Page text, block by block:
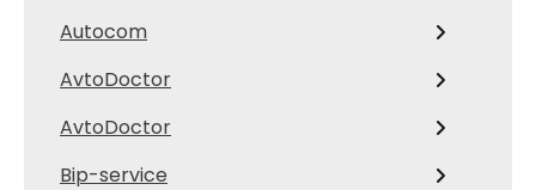
Autocom
AvtoDoctor
AvtoDoctor
Bip-service